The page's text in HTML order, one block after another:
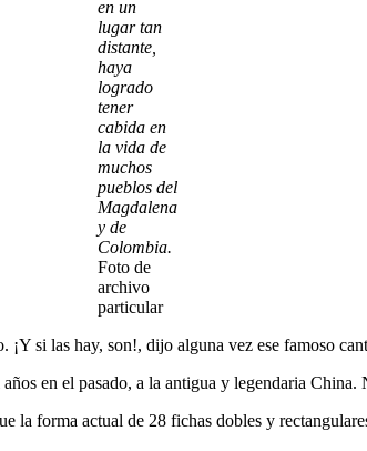
en un
lugar tan
distante,
haya
logrado
tener
cabida en
la vida de
muchos
pueblos del
Magdalena
y de
Colombia.
Foto de
archivo
particular
si las hay, son!, dijo alguna vez ese famoso
en el pasado, a la antigua y legendaria
la forma actual de 28 fichas dobles y